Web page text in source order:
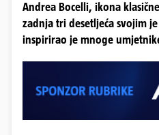
Andrea Bocelli, ikona
zadnja tri desetljeća svojim
inspirirao je mnoge